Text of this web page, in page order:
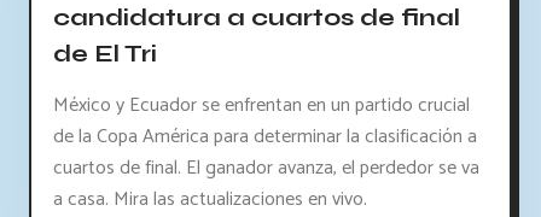
candidatura a cuartos de final
de El Tri
México y Ecuador se enfrentan en un partido crucial
de la Copa América para determinar la clasificación a
cuartos de final. El ganador avanza, el perdedor se va
a casa. Mira las actualizaciones en vivo.